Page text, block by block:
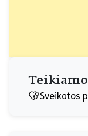
Sveikatos